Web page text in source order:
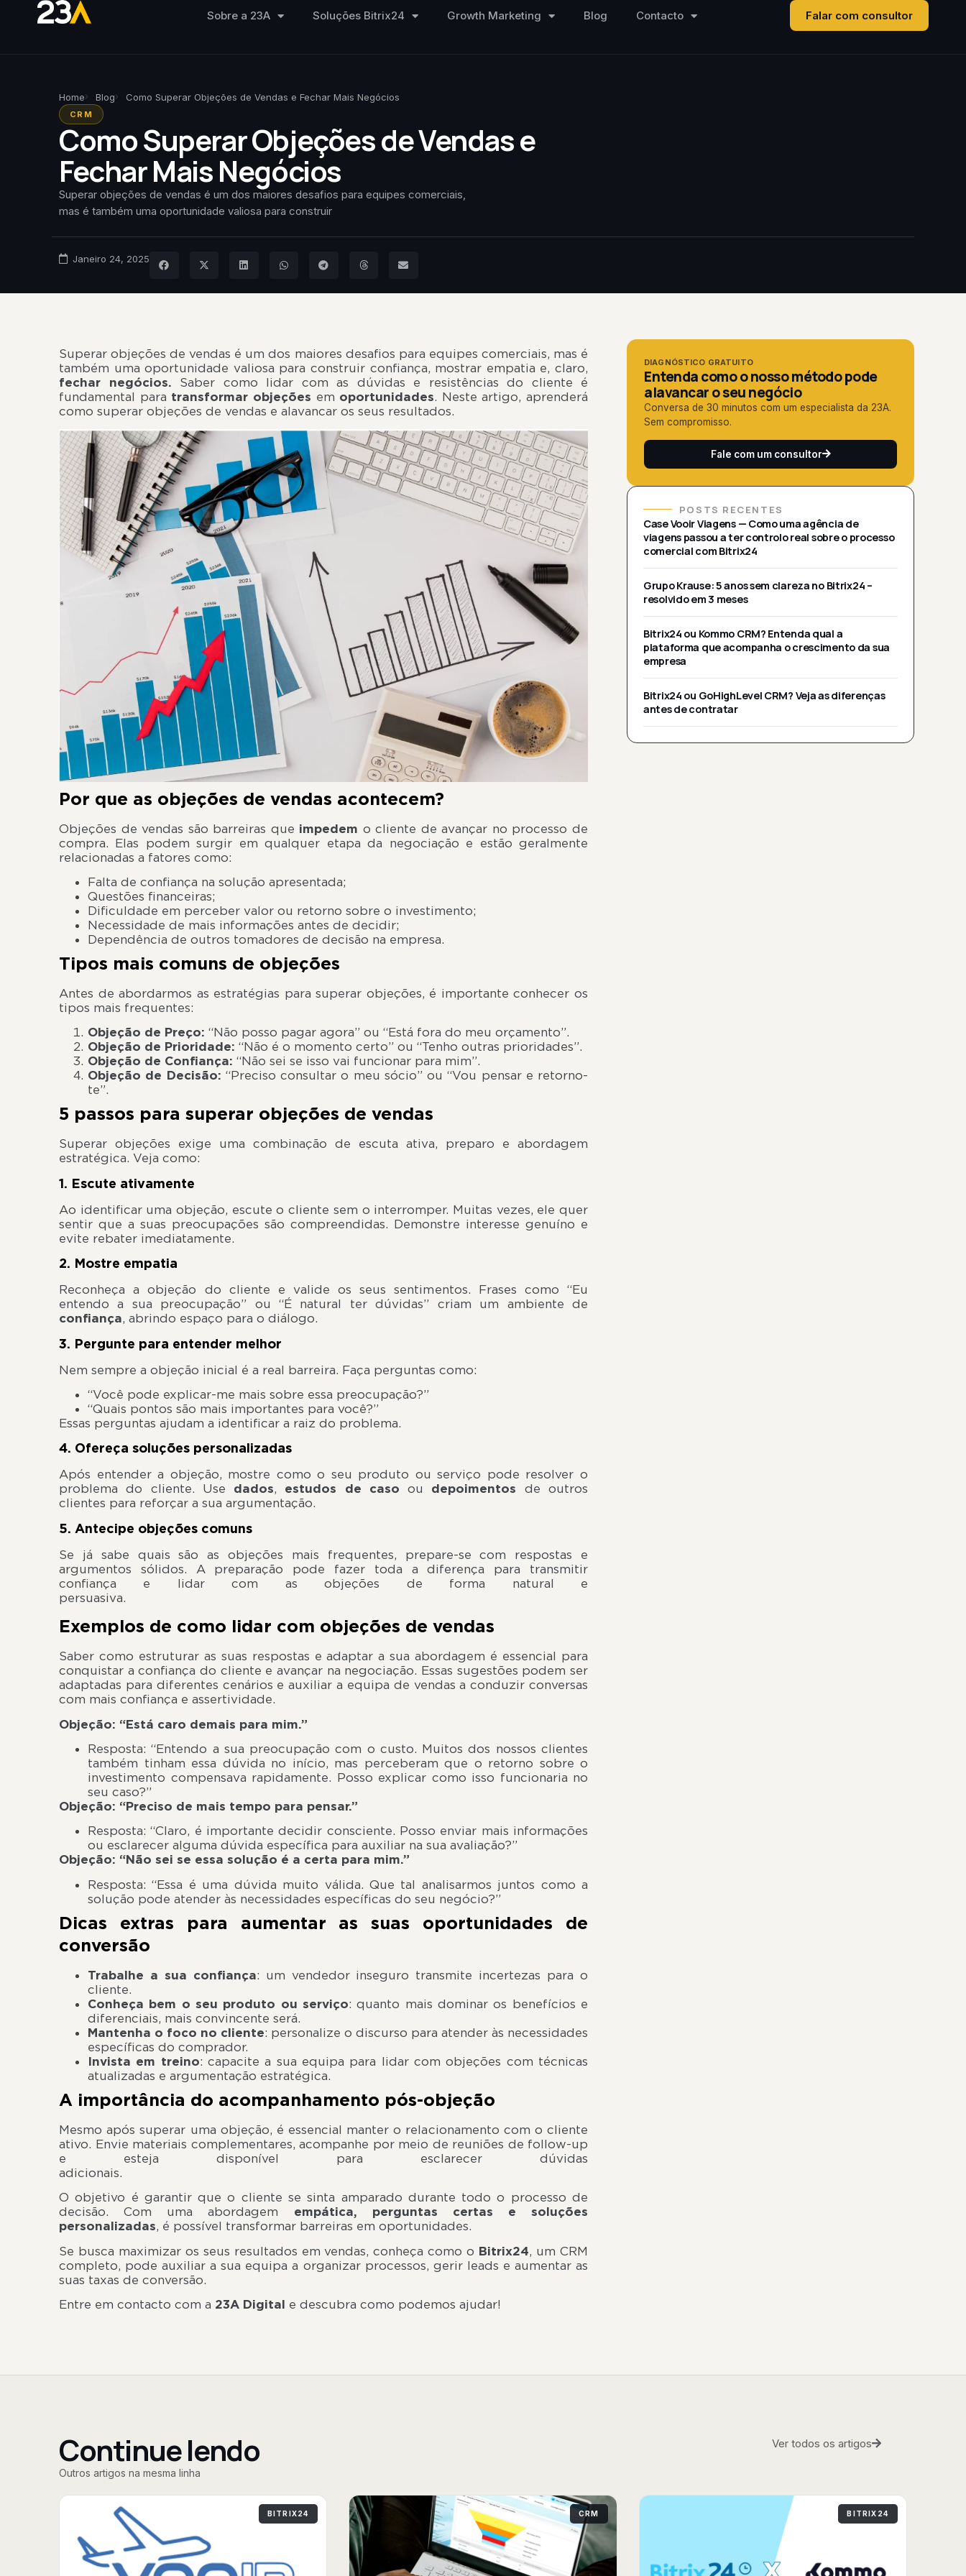
Sobre a 23A Soluções Bitrix24 Growth Marketing Blog Contacto Falar com consultor
Home Blog Como Superar Objeções de Vendas e Fechar Mais Negócios
CRM
Como Superar Objeções de Vendas e
Fechar Mais Negócios
Superar objeções de vendas é um dos maiores desafios para equipes comerciais,
mas é também uma oportunidade valiosa para construir
Janeiro 24, 2025
Superar objeções de vendas é um dos maiores desafios para equipes comerciais, mas é
também uma oportunidade valiosa para construir confiança, mostrar empatia e, claro,
fechar negócios. Saber como lidar com as dúvidas e resistências do cliente é
fundamental para transformar objeções em oportunidades. Neste artigo, aprenderá
como superar objeções de vendas e alavancar os seus resultados.
Por que as objeções de vendas acontecem?
Objeções de vendas são barreiras que impedem o cliente de avançar no processo de
compra. Elas podem surgir em qualquer etapa da negociação e estão geralmente
relacionadas a fatores como:
Falta de confiança na solução apresentada;
Questões financeiras;
Dificuldade em perceber valor ou retorno sobre o investimento;
Necessidade de mais informações antes de decidir;
Dependência de outros tomadores de decisão na empresa.
Tipos mais comuns de objeções
Antes de abordarmos as estratégias para superar objeções, é importante conhecer os
tipos mais frequentes:
Objeção de Preço: “Não posso pagar agora” ou “Está fora do meu orçamento”.
Objeção de Prioridade: “Não é o momento certo” ou “Tenho outras prioridades”.
Objeção de Confiança: “Não sei se isso vai funcionar para mim”.
Objeção de Decisão: “Preciso consultar o meu sócio” ou “Vou pensar e retorno-
te”.
5 passos para superar objeções de vendas
Superar objeções exige uma combinação de escuta ativa, preparo e abordagem
estratégica. Veja como:
1. Escute ativamente
Ao identificar uma objeção, escute o cliente sem o interromper. Muitas vezes, ele quer
sentir que a suas preocupações são compreendidas. Demonstre interesse genuíno e
evite rebater imediatamente.
2. Mostre empatia
Reconheça a objeção do cliente e valide os seus sentimentos. Frases como “Eu
entendo a sua preocupação” ou “É natural ter dúvidas” criam um ambiente de
confiança, abrindo espaço para o diálogo.
3. Pergunte para entender melhor
Nem sempre a objeção inicial é a real barreira. Faça perguntas como:
“Você pode explicar-me mais sobre essa preocupação?”
“Quais pontos são mais importantes para você?”
Essas perguntas ajudam a identificar a raiz do problema.
4. Ofereça soluções personalizadas
Após entender a objeção, mostre como o seu produto ou serviço pode resolver o
problema do cliente. Use dados, estudos de caso ou depoimentos de outros
clientes para reforçar a sua argumentação.
5. Antecipe objeções comuns
Se já sabe quais são as objeções mais frequentes, prepare-se com respostas e
argumentos sólidos. A preparação pode fazer toda a diferença para transmitir
confiança e lidar com as objeções de forma natural e
persuasiva.
Exemplos de como lidar com objeções de vendas
Saber como estruturar as suas respostas e adaptar a sua abordagem é essencial para
conquistar a confiança do cliente e avançar na negociação. Essas sugestões podem ser
adaptadas para diferentes cenários e auxiliar a equipa de vendas a conduzir conversas
com mais confiança e assertividade.
Objeção: “Está caro demais para mim.”
Resposta: “Entendo a sua preocupação com o custo. Muitos dos nossos clientes
também tinham essa dúvida no início, mas perceberam que o retorno sobre o
investimento compensava rapidamente. Posso explicar como isso funcionaria no
seu caso?”
Objeção: “Preciso de mais tempo para pensar.”
Resposta: “Claro, é importante decidir consciente. Posso enviar mais informações
ou esclarecer alguma dúvida específica para auxiliar na sua avaliação?”
Objeção: “Não sei se essa solução é a certa para mim.”
Resposta: “Essa é uma dúvida muito válida. Que tal analisarmos juntos como a
solução pode atender às necessidades específicas do seu negócio?”
Dicas extras para aumentar as suas oportunidades de
conversão
Trabalhe a sua confiança: um vendedor inseguro transmite incertezas para o
cliente.
Conheça bem o seu produto ou serviço: quanto mais dominar os benefícios e
diferenciais, mais convincente será.
Mantenha o foco no cliente: personalize o discurso para atender às necessidades
específicas do comprador.
Invista em treino: capacite a sua equipa para lidar com objeções com técnicas
atualizadas e argumentação estratégica.
A importância do acompanhamento pós-objeção
Mesmo após superar uma objeção, é essencial manter o relacionamento com o cliente
ativo. Envie materiais complementares, acompanhe por meio de reuniões de follow-up
e esteja disponível para esclarecer dúvidas
adicionais.
O objetivo é garantir que o cliente se sinta amparado durante todo o processo de
decisão. Com uma abordagem empática, perguntas certas e soluções
personalizadas, é possível transformar barreiras em oportunidades.
Se busca maximizar os seus resultados em vendas, conheça como o Bitrix24, um CRM
completo, pode auxiliar a sua equipa a organizar processos, gerir leads e aumentar as
suas taxas de conversão.
Entre em contacto com a 23A Digital e descubra como podemos ajudar!
DIAGNÓSTICO GRATUITO
Entenda como o nosso método pode
alavancar o seu negócio
Conversa de 30 minutos com um especialista da 23A.
Sem compromisso.
Fale com um consultor
POSTS RECENTES
Case Vooir Viagens — Como uma agência de
viagens passou a ter controlo real sobre o processo
comercial com Bitrix24
Grupo Krause: 5 anos sem clareza no Bitrix24 –
resolvido em 3 meses
Bitrix24 ou Kommo CRM? Entenda qual a
plataforma que acompanha o crescimento da sua
empresa
Bitrix24 ou GoHighLevel CRM? Veja as diferenças
antes de contratar
Continue lendo
Outros artigos na mesma linha
Ver todos os artigos
BITRIX24 CRM BITRIX24